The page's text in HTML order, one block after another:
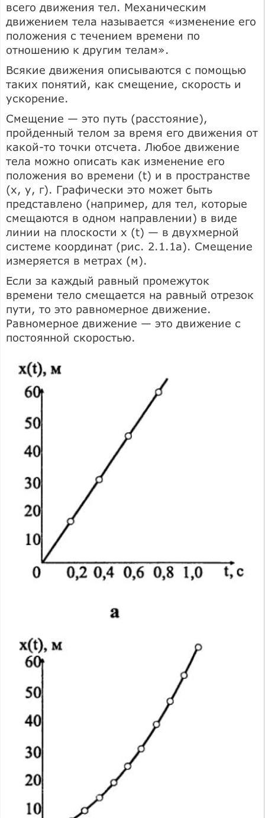
всего движения тел. Механическим
движением тела называется «изменение его
положения с течением времени по
отношению к другим телам».
Всякие движения описываются с помощью
таких понятий, как смещение, скорость и
ускорение.
Смещение — это путь (расстояние),
пройденный телом за время его движения от
какой-то точки отсчета. Любое движение
тела можно описать как изменение его
положения во времени (t) и в пространстве
(х, у, г). Графически это может быть
представлено (например, для тел, которые
смещаются в одном направлении) в виде
линии на плоскости х (t) — в двухмерной
системе координат (рис. 2.1.1а). Смещение
измеряется в метрах (м).
Если за каждый равный промежуток
времени тело смещается на равный отрезок
пути, то это равномерное движение.
Равномерное движение — это движение с
постоянной скоростью.